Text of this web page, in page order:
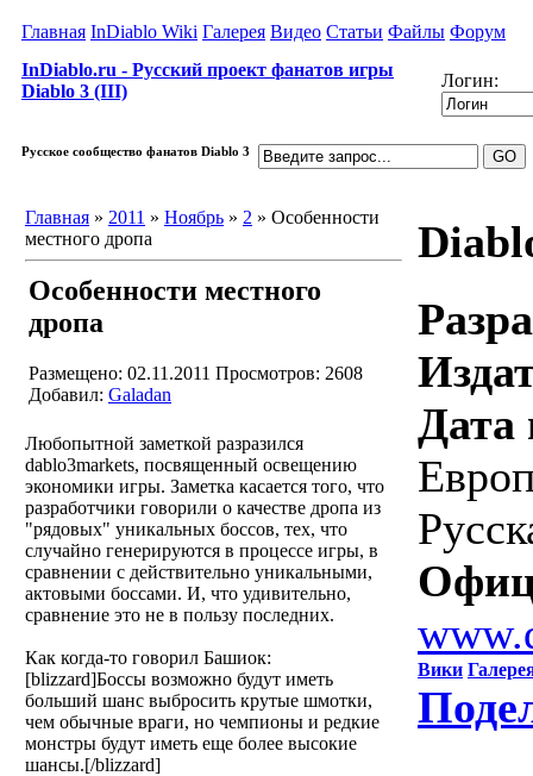
Главная InDiablo Wiki Галерея Видео Статьи Файлы Форум
InDiablo.ru - Русский проект фанатов игры
Diablo 3 (III)
Логин:
Русское сообщество фанатов Diablo 3
Главная » 2011 » Ноябрь » 2 » Особенности
местного дропа
Особенности местного
дропа
Размещено: 02.11.2011 Просмотров: 2608
Добавил: Galadan
Любопытной заметкой разразился
dablo3markets, посвященный освещению
экономики игры. Заметка касается того, что
разработчики говорили о качестве дропа из
"рядовых" уникальных боссов, тех, что
случайно генерируются в процессе игры, в
сравнении с действительно уникальными,
актовыми боссами. И, что удивительно,
сравнение это не в пользу последних.
Как когда-то говорил Башиок:
[blizzard]Боссы возможно будут иметь
больший шанс выбросить крутые шмотки,
чем обычные враги, но чемпионы и редкие
монстры будут иметь еще более высокие
шансы.[/blizzard]
Дата
Вики